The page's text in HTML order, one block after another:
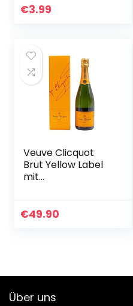
€3.99
Veuve Clicquot
Brut Yellow Label
mit
€49.90
Über uns